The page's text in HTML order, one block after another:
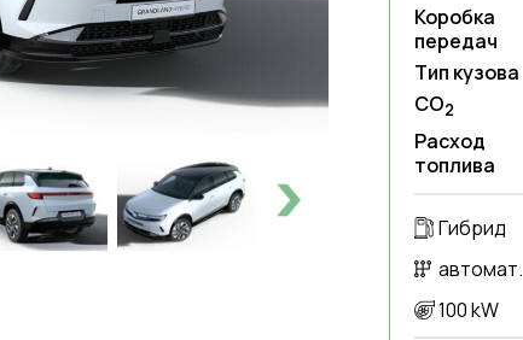
Коробка
передач
Тип кузова
CO2
Расход
топлива
Гибрид
автомат.
100 kW